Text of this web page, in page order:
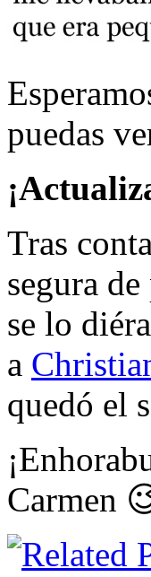
puedas
Tras
segura
se lo
a
quedó el
Carmen